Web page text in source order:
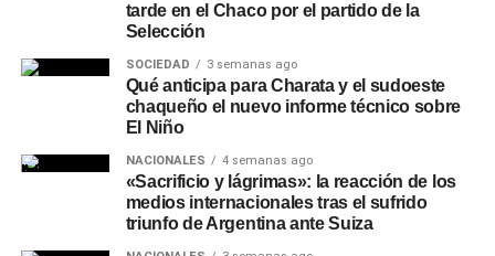
Provincial del Agua y otras áreas del Gobierno.
La Provincia también mantiene esquemas de
contingencia hídricay coordinación con municipios,
Protección Civil y organismos técnicos para intervenir
se incluyen el bombeo preventivo, el control de lagunas y
sistemas hídricos, y la limpieza de sectores que pueden
dificultar la evacuación del agua. Los especialistas
remarcan que las tendencias estacionales deben
tarde en el Chaco por el partido de la
Selección
SOCIEDAD 3 semanas ago
Qué anticipa para Charata y el sudoeste
chaqueño el nuevo informe técnico sobre
El Niño
NACIONALES 4 semanas ago
«Sacrificio y lágrimas»: la reacción de los
medios internacionales tras el sufrido
triunfo de Argentina ante Suiza